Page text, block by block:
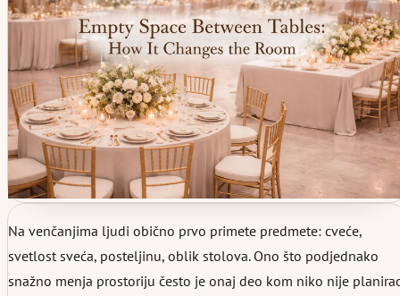
Na venčanjima ljudi obično prvo primete predmete: cveće,
svetlost sveća, posteljinu, oblik stolova. Ono što podjednako
snažno menja prostoriju često je onaj deo kom niko nije